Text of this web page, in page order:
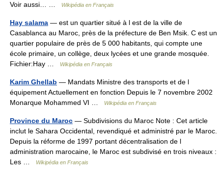
Voir aussi… …
Wikipédia en Français
Hay salama — est un quartier situé à l est de la ville de
Casablanca au Maroc, près de la préfecture de Ben Msik. C est un
quartier populaire de près de 5 000 habitants, qui compte une
école primaire, un collège, deux lycées et une grande mosquée.
Fichier:Hay …
Wikipédia en Français
Karim Ghellab — Mandats Ministre des transports et de l
équipement Actuellement en fonction Depuis le 7 novembre 2002
Monarque Mohammed VI …
Wikipédia en Français
Province du Maroc — Subdivisions du Maroc Note : Cet article
inclut le Sahara Occidental, revendiqué et administré par le Maroc.
Depuis la réforme de 1997 portant décentralisation de l
administration marocaine, le Maroc est subdivisé en trois niveaux :
Les …
Wikipédia en Français